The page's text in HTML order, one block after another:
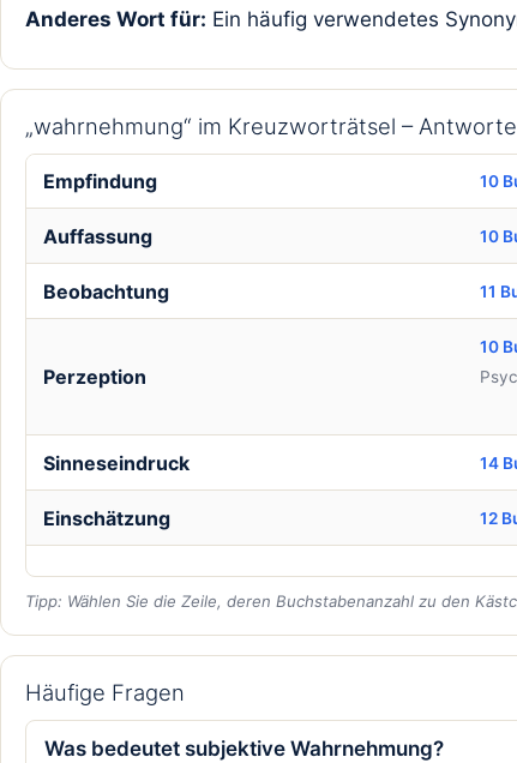
Anderes Wort für: Ein häufig verwendetes
„wahrnehmung“ im Kreuzworträtsel –
Empfindung 10
Auffassung 10
Beobachtung 11
Perzeption
10
Sinneseindruck 14
Einschätzung 12
Tipp: Wählen Sie die Zeile, deren Buchstabenanzahl zu den
Häufige Fragen
Was bedeutet subjektive Wahrnehmung?